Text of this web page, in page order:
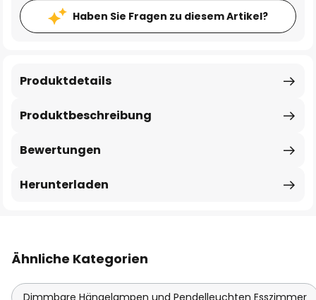
Haben Sie Fragen zu diesem Artikel?
Produktbeschreibung
Produktdetails
Bewertungen
Herunterladen
Ähnliche Kategorien
Dimmbare Hängelampen und Pendelleuchten Esszimmer